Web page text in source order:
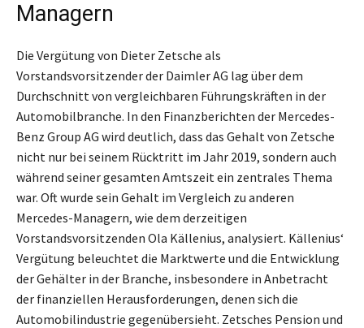
Managern
Die Vergütung von Dieter Zetsche als
Vorstandsvorsitzender der Daimler AG lag über dem
Durchschnitt von vergleichbaren Führungskräften in der
Automobilbranche. In den Finanzberichten der Mercedes-
Benz Group AG wird deutlich, dass das Gehalt von Zetsche
nicht nur bei seinem Rücktritt im Jahr 2019, sondern auch
während seiner gesamten Amtszeit ein zentrales Thema
war. Oft wurde sein Gehalt im Vergleich zu anderen
Mercedes-Managern, wie dem derzeitigen
Vorstandsvorsitzenden Ola Källenius, analysiert. Källenius‘
Vergütung beleuchtet die Marktwerte und die Entwicklung
der Gehälter in der Branche, insbesondere in Anbetracht
der finanziellen Herausforderungen, denen sich die
Automobilindustrie gegenübersieht. Zetsches Pension und